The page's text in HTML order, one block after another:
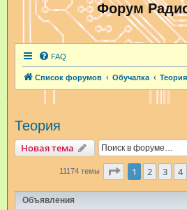
Форум
FAQ
Список форумов Обучалка Теория
Теория
Новая тема
11174 темы Страница из
1 2 3 4
Объявления